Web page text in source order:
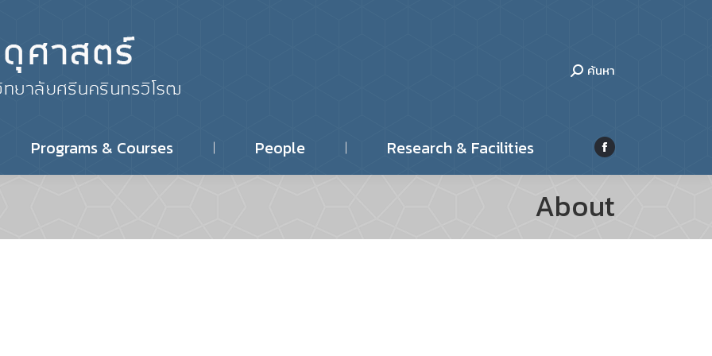
ค้นหา
Programs & Courses People Research & Facilities
Facebook
page
opens
in
new
About
page
window